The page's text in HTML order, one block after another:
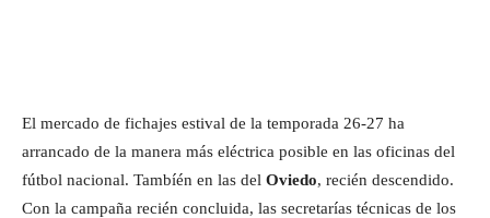
El mercado de fichajes estival de la temporada 26-27 ha
arrancado de la manera más eléctrica posible en las oficinas del
fútbol nacional. Tambíén en las del Oviedo, recién descendido.
Con la campaña recién concluida, las secretarías técnicas de los